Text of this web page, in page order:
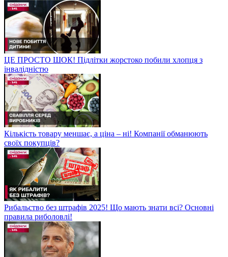
ЦЕ ПРОСТО ШОК! Підлітки жорстоко побили хлопця з
інвалідністю
Кількість товару меншає, а ціна – ні! Компанії обманюють
своїх покупців?
Рибальство без штрафів 2025! Що мають знати всі? Основні
правила риболовлі!